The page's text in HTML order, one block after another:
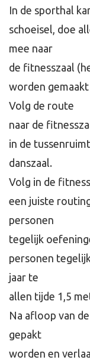
In de sporthal
schoeisel, doe
mee naar
de fitnesszaal
worden
Volg de route
naar de
in de
danszaal.
Volg in de
een juiste
personen
tegelijk
personen
jaar te
allen tijde 1,5
Na afloop van
gepakt
worden en